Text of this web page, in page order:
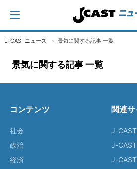
J-CASTニュース 景気に関する記事 一覧
景気に関する記事 一覧
コンテンツ
社会
政治
経済
関連サ
J-
J-
J-